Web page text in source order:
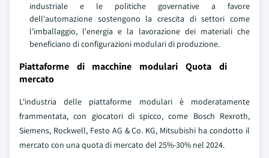
industriale e le politiche governative a favore
dell'automazione sostengono la crescita di settori come
l'imballaggio, l'energia e la lavorazione dei materiali che
beneficiano di configurazioni modulari di produzione.
Piattaforme di macchine modulari Quota di
mercato
L'industria delle piattaforme modulari è moderatamente
frammentata, con giocatori di spicco, come Bosch Rexroth,
Siemens, Rockwell, Festo AG & Co. KG, Mitsubishi ha condotto il
mercato con una quota di mercato del 25%-30% nel 2024.